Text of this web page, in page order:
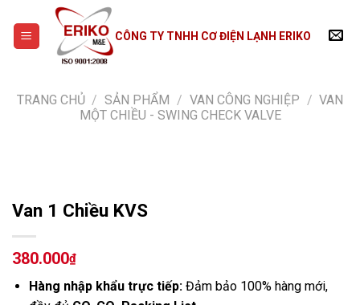
content
CÔNG TY TNHH CƠ ĐIỆN LẠNH ERIKO
TRANG CHỦ / SẢN PHẨM / VAN CÔNG NGHIỆP / VAN
MỘT CHIỀU - SWING CHECK VALVE
Van 1 Chiều KVS
380.000₫
Hàng nhập khẩu trực tiếp:Đảm bảo 100% hàng mới,